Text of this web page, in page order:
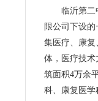
临沂第二
限公司下设的
集医疗、康
体，医疗技术
筑面积4万余
科、康复医